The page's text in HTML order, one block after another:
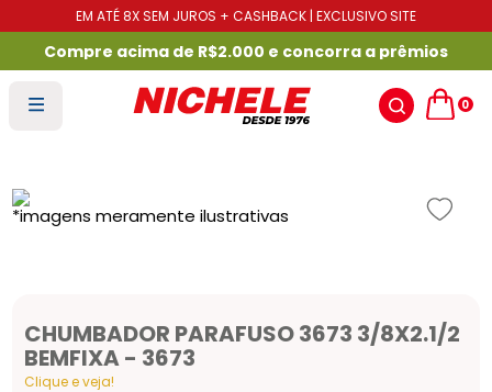
EM ATÉ 8X SEM JUROS + CASHBACK | EXCLUSIVO SITE
Compre acima de R$2.000 e concorra a prêmios
0
CHUMBADOR PARAFUSO 3673 3/8X2.1/2
BEMFIXA - 3673
Clique e veja!